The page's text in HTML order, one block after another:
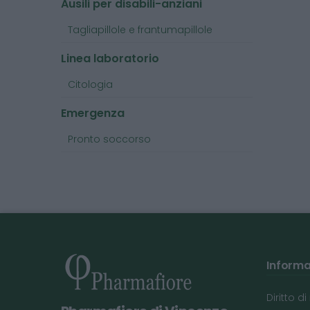
Ausili per disabili-anziani
Tagliapillole e frantumapillole
Linea laboratorio
Citologia
Emergenza
Pronto soccorso
Diritto